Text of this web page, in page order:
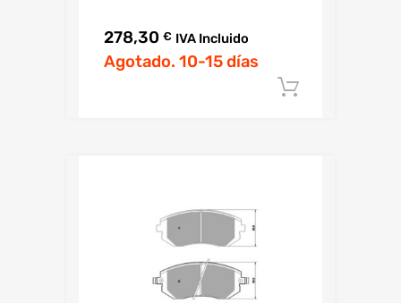
278,30 € IVA Incluido
Agotado. 10-15 días